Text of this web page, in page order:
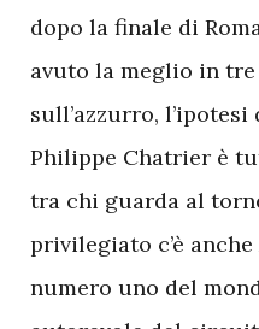
dopo la finale di
avuto la meglio in
sull’azzurro,
Philippe Chatrier è
tra chi guarda al
privilegiato c’è
numero uno del